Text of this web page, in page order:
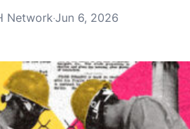
Network·Jun 6, 2026